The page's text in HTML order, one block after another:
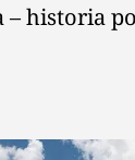
– historia